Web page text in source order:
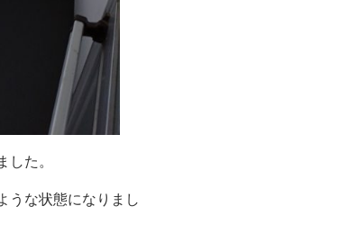
た。
うな状態になりまし